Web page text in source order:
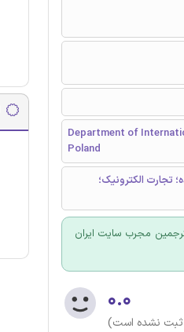
Department of
Poland
تجارت الکترونیک؛
مجرب سایت ایران
۰.۰
ثبت نشده است)